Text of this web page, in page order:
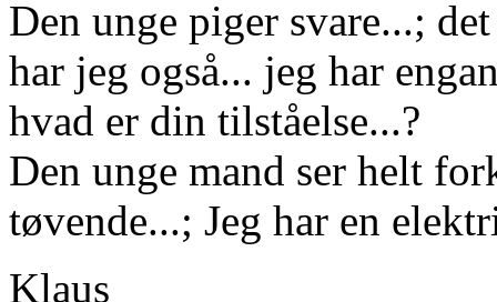
Den unge piger svare...;
har jeg også... jeg har
hvad er din tilståelse...?
Den unge mand ser helt
tøvende...; Jeg har en
Klaus